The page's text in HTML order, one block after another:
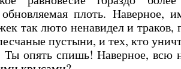
плоть. Наверное,
так люто ненавидел и
пустыни, и тех, кто
опять спишь! Наверное, всю